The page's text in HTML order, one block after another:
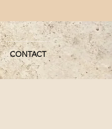
CONTACT